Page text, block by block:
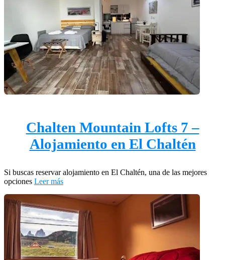
Chalten Mountain Lofts 7 –
Alojamiento en El Chaltén
Si buscas reservar alojamiento en El Chaltén, una de las mejores
opciones Leer más